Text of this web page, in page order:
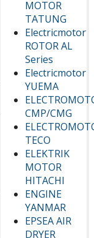
MOTOR
TATUNG
Electricmotor
ROTOR AL
Series
Electricmotor
YUEMA
CMP/CMG
TECO
ELEKTRIK
MOTOR
HITACHI
ENGINE
YANMAR
EPSEA AIR
DRYER